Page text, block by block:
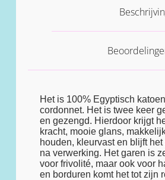
Het is 100% Egyptisch
cordonnet. Het is twee keer
en gezengd. Hierdoor krijgt
kracht, mooie glans,
houden, kleurvast en blijft
na verwerking. Het garen is
voor frivolité, maar ook voor
en borduren komt het tot zijn